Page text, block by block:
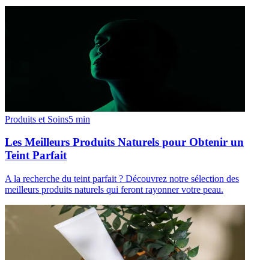
Produits et Soins5 min
Les Meilleurs Produits Naturels pour Obtenir un
Teint Parfait
A la recherche du teint parfait ? Découvrez notre sélection des
meilleurs produits naturels qui feront rayonner votre peau.